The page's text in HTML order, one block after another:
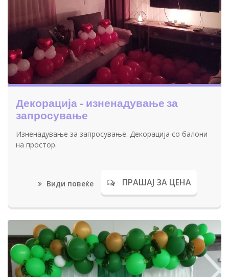
Декорација - изненадување за
запросување
Изненадување за запросување. Декорација со балони
на простор.
Види повеќе ПРАШАЈ ЗА ЦЕНА